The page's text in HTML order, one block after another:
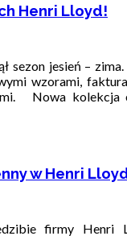
Henri Lloyd!
sezon jesień –
wzorami,
Nowa kolekcja
w Henri
firmy Henri